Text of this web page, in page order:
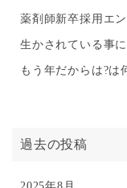
薬剤師新卒採用エ
生かされている事に
もう年だからは?は
過去の投稿